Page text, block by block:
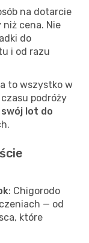
na dotarcie
cena. Nie
do
i od razu
to wszystko w
podróży
lot do
: Chigorodo
— od
które